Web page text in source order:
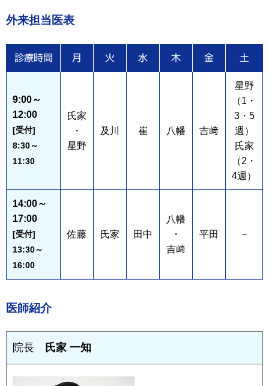
外来担当医表
診療時間 月 火 水 木 金 土
9:00～
12:00
[受付]
8:30～
11:30
氏家
・
星野
及川 崔 八幡 吉﨑
星野
（1・
3・5
週）
氏家
（2・
4週）
14:00～
17:00
[受付]
13:30～
16:00
佐藤 氏家 田中
八幡
・
吉﨑
平田 －
医師紹介
院長 氏家 一知